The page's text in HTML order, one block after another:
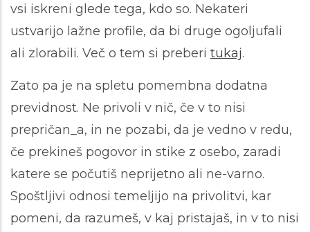
vsi iskreni glede tega, kdo so. Nekateri
ustvarijo lažne profile, da bi druge ogoljufali
ali zlorabili. Več o tem si preberi tukaj.
Zato pa je na spletu pomembna dodatna
previdnost. Ne privoli v nič, če v to nisi
prepričan_a, in ne pozabi, da je vedno v redu,
če prekineš pogovor in stike z osebo, zaradi
katere se počutiš neprijetno ali ne-varno.
Spoštljivi odnosi temeljijo na privolitvi, kar
pomeni, da razumeš, v kaj pristajaš, in v to nisi